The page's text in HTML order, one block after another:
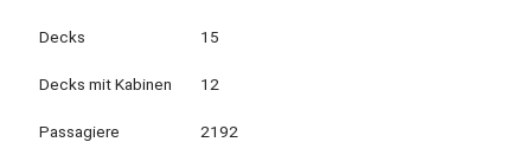
Decks 15
Decks mit Kabinen 12
Passagiere 2192